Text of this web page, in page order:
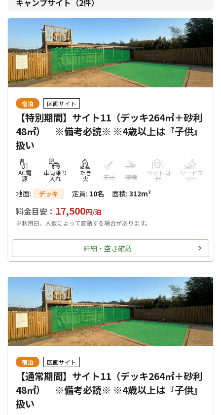
キャンプサイト（2件）
宿泊 区画サイト
【特別期間】サイト11（デッキ264㎡＋砂利
48㎡） ※備考必読※ ※4歳以上は『子供』
扱い
AC電
源
車両乗り
入れ
たき
火 花火 喫煙
ペット同
伴
リードフ
リー
地面: デッキ 定員: 10名 面積: 312m²
料金目安： 17,500円/泊
※利用日、人数によって変動する場合があります。
詳細・空き確認
宿泊 区画サイト
【通常期間】サイト11（デッキ264㎡＋砂利
48㎡） ※備考必読※ ※4歳以上は『子供』
扱い